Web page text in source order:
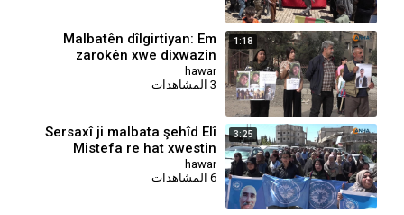
1:18
Malbatên dîlgirtiyan: Em
zarokên xwe dixwazin
hawar
3 المشاهدات
3:25
⁣Sersaxî ji malbata şehîd Elî
Mistefa re hat xwestin
hawar
6 المشاهدات